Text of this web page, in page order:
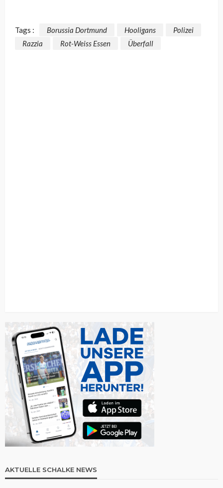
Tags : Borussia Dortmund Hooligans
Polizei
Razzia
Rot-Weiss Essen Überfall
AKTUELLE SCHALKE NEWS